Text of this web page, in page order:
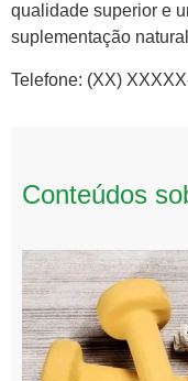
qualidade superior e
suplementação
Telefone: (XX)
Conteúdos